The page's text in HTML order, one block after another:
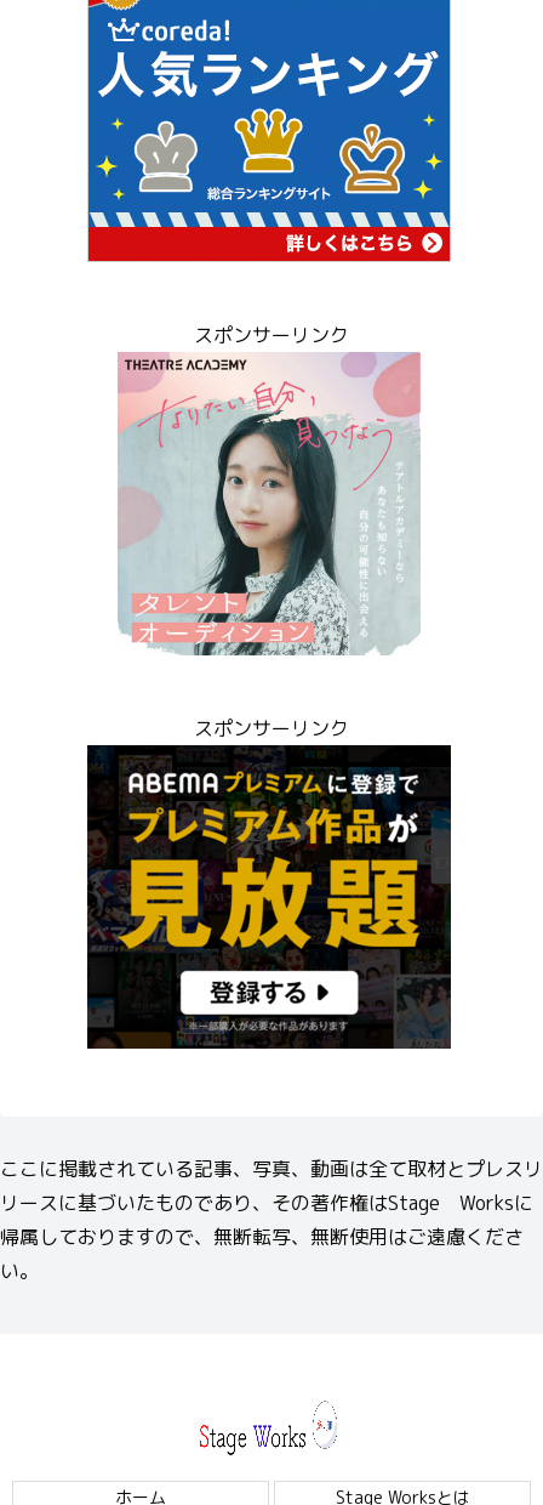
スポンサーリンク
スポンサーリンク
ここに掲載されている記事、写真、動画は全て取材とプレスリ
リースに基づいたものであり、その著作権はStage Worksに
帰属しておりますので、無断転写、無断使用はご遠慮くださ
い。
ホーム Stage Worksとは